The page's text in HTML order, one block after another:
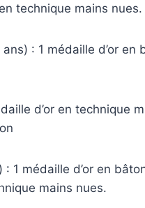
technique mains nues.
: 1 médaille d’or
d’or en technique
: 1 médaille d’or en
mains nues.